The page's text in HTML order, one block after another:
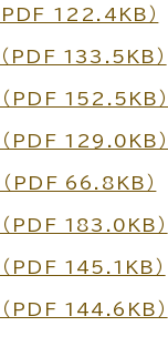
PDF 122.4KB）
（PDF 133.5KB）
（PDF 152.5KB）
（PDF 129.0KB）
（PDF 66.8KB）
（PDF 183.0KB）
（PDF 145.1KB）
（PDF 144.6KB）